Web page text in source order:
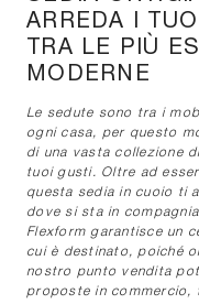
ARREDA I
TRA LE PIÙ
MODERNE
Le sedute sono tra i
ogni casa, per questo
di una vasta collezione
tuoi gusti. Oltre ad
questa sedia in cuoio ti
dove si sta in
Flexform garantisce un
cui è destinato, poiché
nostro punto vendita
proposte in commercio,